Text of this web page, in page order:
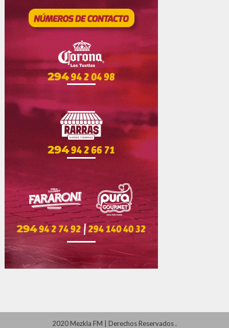
2020 Mezkla FM Derechos Reservados.